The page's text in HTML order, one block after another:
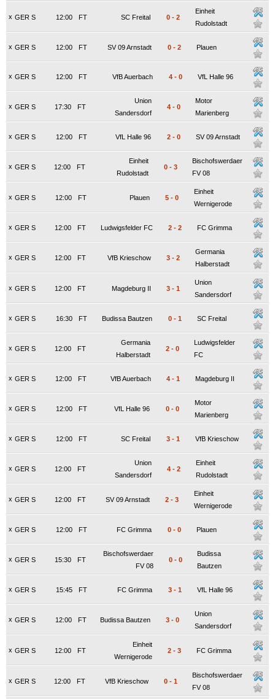
x GER S FT
12:00 SC Freital 0 - 2
Einheit
Rudolstadt
x GER S FT
12:00 SV 09 Arnstadt 0 - 2 Plauen
x GER S FT
12:00 VfB Auerbach 4 - 0 VfL Halle 96
x GER S FT
17:30
Union
Sandersdorf
4 - 0
Motor
Marienberg
x GER S FT
12:00 VfL Halle 96 2 - 0 SV 09 Arnstadt
x GER S FT
12:00
Einheit
Rudolstadt
0 - 3
Bischofswerdaer
FV 08
x GER S FT
12:00 Plauen 5 - 0
Einheit
Wernigerode
x GER S FT
12:00 Ludwigsfelder FC 2 - 2 FC Grimma
x GER S FT
12:00 VfB Krieschow 3 - 2
Germania
Halberstadt
x GER S FT
12:00 Magdeburg II 3 - 1
Union
Sandersdorf
x GER S FT
16:30 Budissa Bautzen 0 - 1 SC Freital
x GER S FT
12:00
Germania
Halberstadt
2 - 0
Ludwigsfelder
FC
x GER S FT
12:00 VfB Auerbach 4 - 1 Magdeburg II
x GER S FT
12:00 VfL Halle 96 0 - 0
Motor
Marienberg
x GER S FT
12:00 SC Freital 3 - 1 VfB Krieschow
x GER S FT
12:00
Union
Sandersdorf
4 - 2
Einheit
Rudolstadt
x GER S FT
12:00 SV 09 Arnstadt 2 - 3
Einheit
Wernigerode
x GER S FT
12:00 FC Grimma 0 - 0 Plauen
x GER S FT
15:30
Bischofswerdaer
FV 08
0 - 0
Budissa
Bautzen
x GER S FT
15:45 FC Grimma 3 - 1 VfL Halle 96
x GER S FT
12:00 Budissa Bautzen 3 - 0
Union
Sandersdorf
x GER S FT
12:00
Einheit
Wernigerode
2 - 3 FC Grimma
x GER S FT
12:00 VfB Krieschow 0 - 1
Bischofswerdaer
FV 08